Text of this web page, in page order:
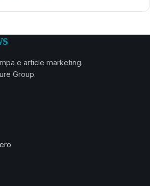
e article marketing.
Group.